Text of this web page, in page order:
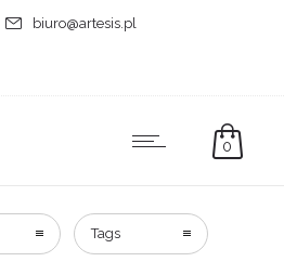
biuro@artesis.pl
0
Tags